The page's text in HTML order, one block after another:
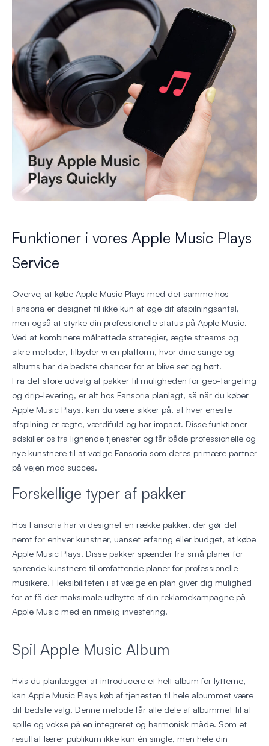
Funktioner i vores Apple Music Plays
Service
Overvej at købe Apple Music Plays med det samme hos
Fansoria er designet til ikke kun at øge dit afspilningsantal,
men også at styrke din professionelle status på Apple Music.
Ved at kombinere målrettede strategier, ægte streams og
sikre metoder, tilbyder vi en platform, hvor dine sange og
albums har de bedste chancer for at blive set og hørt.
Fra det store udvalg af pakker til muligheden for geo-targeting
og drip-levering, er alt hos Fansoria planlagt, så når du køber
Apple Music Plays, kan du være sikker på, at hver eneste
afspilning er ægte, værdifuld og har impact. Disse funktioner
adskiller os fra lignende tjenester og får både professionelle og
nye kunstnere til at vælge Fansoria som deres primære partner
på vejen mod succes.
Forskellige typer af pakker
Hos Fansoria har vi designet en række pakker, der gør det
nemt for enhver kunstner, uanset erfaring eller budget, at købe
Apple Music Plays. Disse pakker spænder fra små planer for
spirende kunstnere til omfattende planer for professionelle
musikere. Fleksibiliteten i at vælge en plan giver dig mulighed
for at få det maksimale udbytte af din reklamekampagne på
Apple Music med en rimelig investering.
Spil Apple Music Album
Hvis du planlægger at introducere et helt album for lytterne,
kan Apple Music Plays køb af tjenesten til hele albummet være
dit bedste valg. Denne metode får alle dele af albummet til at
spille og vokse på en integreret og harmonisk måde. Som et
resultat lærer publikum ikke kun én single, men hele din